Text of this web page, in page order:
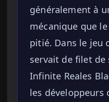
généralement à
mécanique que
pitié. Dans le jeu
servait de filet de
Infinite Reales
les développeurs